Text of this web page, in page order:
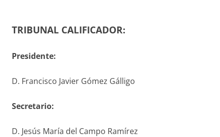
TRIBUNAL CALIFICADOR:
Presidente:
D. Francisco Javier Gómez Gálligo
Secretario:
D. Jesús María del Campo Ramírez